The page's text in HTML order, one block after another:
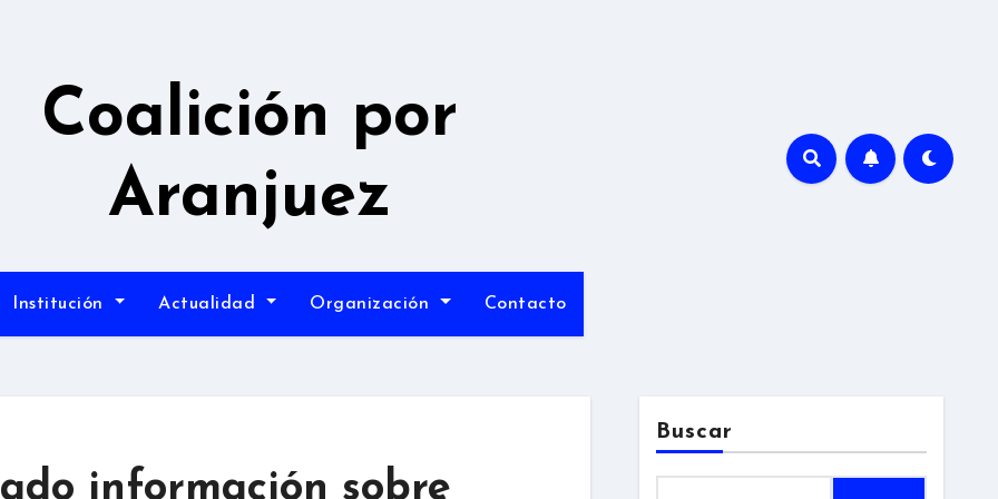
Coalición por
Aranjuez
Institución Actualidad Organización Contacto
información sobre
Buscar